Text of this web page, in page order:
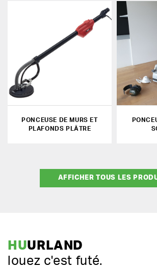
PONCEUSE DE MURS ET
PLAFONDS PLÂTRE
AFFICHER TOUS LES
HUURLAND
louez c'est futé.